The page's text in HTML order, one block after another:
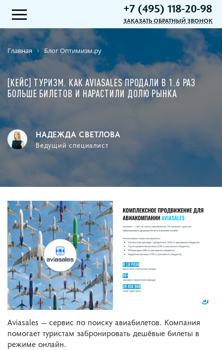
+7 (495) 118-20-98
ЗАКАЗАТЬ ОБРАТНЫЙ ЗВОНОК
Главная Блог Оптимизм.ру
[КЕЙС] ТУРИЗМ. КАК AVIASALES ПРОДАЛИ В 1.6 РАЗ
БОЛЬШЕ БИЛЕТОВ И НАРАСТИЛИ ДОЛЮ РЫНКА
НАДЕЖДА СВЕТЛОВА
Ведущий специалист
Aviasales — сервис по поиску авиабилетов. Компания
помогает туристам забронировать дешёвые билеты в
режиме онлайн.